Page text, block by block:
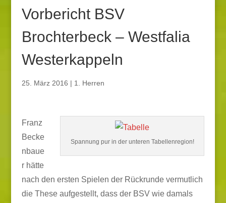
Vorbericht BSV
Brochterbeck – Westfalia
Westerkappeln
25. März 2016 | 1. Herren
Spannung pur in der unteren Tabellenregion!
Franz
Becke
nbaue
r hätte
nach den ersten Spielen der Rückrunde vermutlich
die These aufgestellt, dass der BSV wie damals